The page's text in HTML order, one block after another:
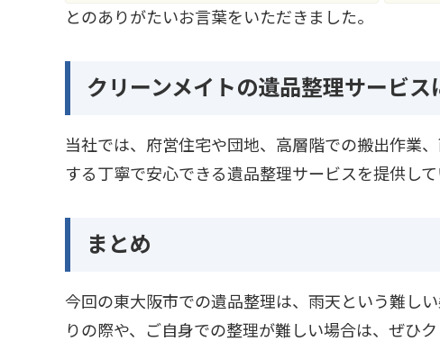
とのありがたいお言葉をいただきました。
クリーンメイトの遺品整理サービス
当社では、府営住宅や団地、高層階での搬出作業
する丁寧で安心できる遺品整理サービスを提供して
まとめ
今回の東大阪市での遺品整理は、雨天という難し
りの際や、ご自身での整理が難しい場合は、ぜひ